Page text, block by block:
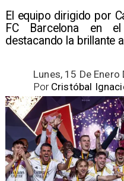
El equipo dirigido por
FC Barcelona en
destacando la brillante
Lunes, 15 De
Cristóbal
Por